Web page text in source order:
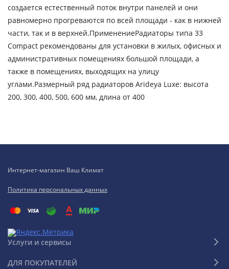
создается естественный поток внутри панелей и они
равномерно прогреваются по всей площади - как в нижней
части, так и в верхней.ПрименениеРадиаторы типа 33
Compact рекомендованы для установки в жилых, офисных и
административных помещениях большой площади, а
также в помещениях, выходящих на улицу
углами.Размерный ряд радиаторов Arideya Luxe: высота
200, 300, 400, 500, 600 мм, длина от 400
Интернет-магазин Ваш Климат
Политика персональных данных
Услуги и сервисы
ДЛЯ ПОКУПАТЕЛЕЙ